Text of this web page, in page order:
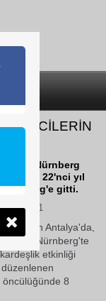
Nürnberg
22'nci yıl
gitti.
14:41
Antalya'da,
Nürnberg'te
kardeşlik etkinliği
düzenlenen
öncülüğünde 8